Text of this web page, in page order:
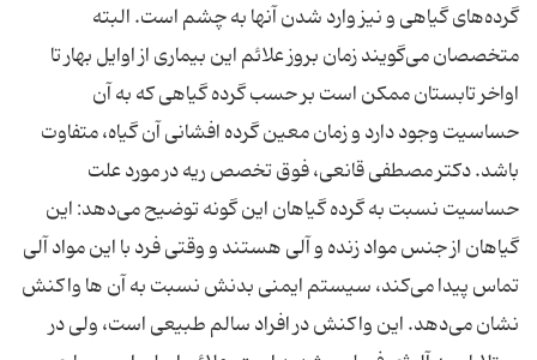
گرده‌های گیاهی و نیز وارد شدن آنها به چشم است. البته
متخصصان می‌گویند زمان بروز علائم این بیماری از اوایل بهار تا
اواخر تابستان ممکن است بر حسب گرده گیاهی که به آن
حساسیت وجود دارد و زمان معین گرده افشانی آن گیاه، متفاوت
باشد. دکتر مصطفی قانعی، فوق تخصص ریه در مورد علت
حساسیت نسبت به گرده گیاهان این گونه توضیح می‌دهد: این
گیاهان از جنس مواد زنده و آلی هستند و وقتی فرد با این مواد آلی
تماس پیدا می‌کند، سیستم ایمنی بدنش نسبت به آن ها واکنش
نشان می‌دهد. این واکنش در افراد سالم طبیعی است، ولی در